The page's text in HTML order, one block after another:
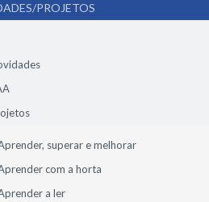
PROJETOS
superar e melhorar
com a horta
a ler